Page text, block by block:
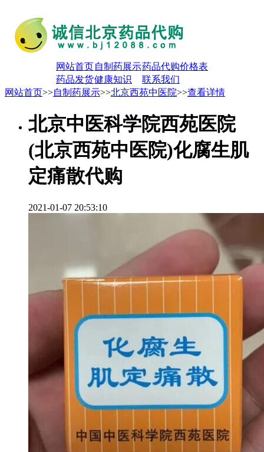
网站首页自制药展示药品代购价格表
药品发货健康知识
联系我们
网站首页>>自制药展示>>北京西苑中医院>>查看详情
北京中医科学院西苑医院
(北京西苑中医院)化腐生肌
定痛散代购
2021-01-07 20:53:10